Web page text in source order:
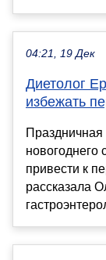
04:21, 19 Дек
Диетолог
избежать
новогоднего
привести к
рассказала